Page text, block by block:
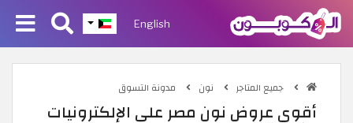
English
جميع المتاجر نون مدونة التسوق
أقوى عروض نون مصر على الإلكترونيات